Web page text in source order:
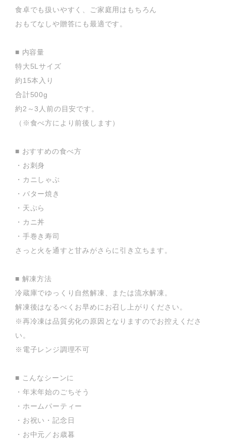
食卓でも扱いやすく、ご家庭用はもちろん
おもてなしや贈答にも最適です。
■ 内容量
特大5Lサイズ
約15本入り
合計500g
約2～3人前の目安です。
（※食べ方により前後します）
■ おすすめの食べ方
・お刺身
・カニしゃぶ
・バター焼き
・天ぷら
・カニ丼
・手巻き寿司
さっと火を通すと甘みがさらに引き立ちます。
■ 解凍方法
冷蔵庫でゆっくり自然解凍、または流水解凍。
解凍後はなるべくお早めにお召し上がりください。
※再冷凍は品質劣化の原因となりますのでお控えくださ
い。
※電子レンジ調理不可
■ こんなシーンに
・年末年始のごちそう
・ホームパーティー
・お祝い・記念日
・お中元／お歳暮